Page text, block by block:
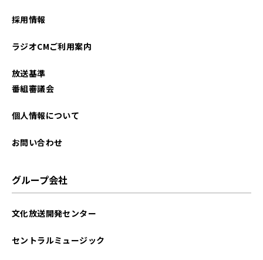
採用情報
ラジオCMご利用案内
放送基準
番組審議会
個人情報について
お問い合わせ
グループ会社
文化放送開発センター
セントラルミュージック